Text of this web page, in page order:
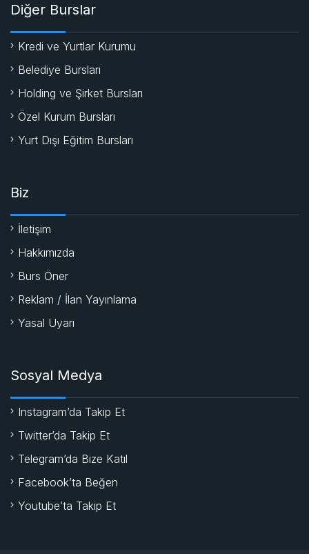
Diğer Burslar
Kredi ve Yurtlar Kurumu
Belediye Bursları
Holding ve Şirket Bursları
Özel Kurum Bursları
Yurt Dışı Eğitim Bursları
Biz
İletişim
Hakkımızda
Burs Öner
Reklam / İlan Yayınlama
Yasal Uyarı
Sosyal Medya
Instagram’da Takip Et
Twitter’da Takip Et
Telegram’da Bize Katıl
Facebook’ta Beğen
Youtube’ta Takip Et